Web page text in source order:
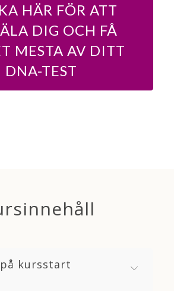
HÄR FÖR ATT
DIG OCH FÅ
MESTA AV DITT
DNA-TEST
kursstart